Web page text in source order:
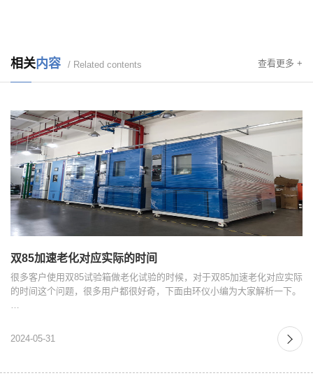
相关内容 / Related contents 查看更多 +
双85加速老化对应实际的时间
很多客户使用双85试验箱做老化试验的时候，对于双85加速老化对应实际
的时间这个问题，很多用户都很好奇，下面由环仪小编为大家解析一下。
2024-05-31